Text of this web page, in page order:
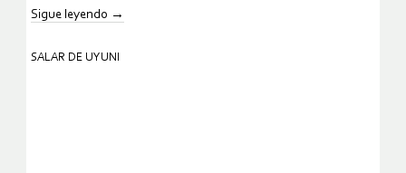
Sigue leyendo →
SALAR DE UYUNI